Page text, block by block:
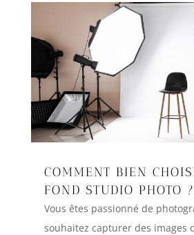
COMMENT BIEN
FOND STUDIO PHOTO ?
Vous êtes passionné de
souhaitez capturer des images